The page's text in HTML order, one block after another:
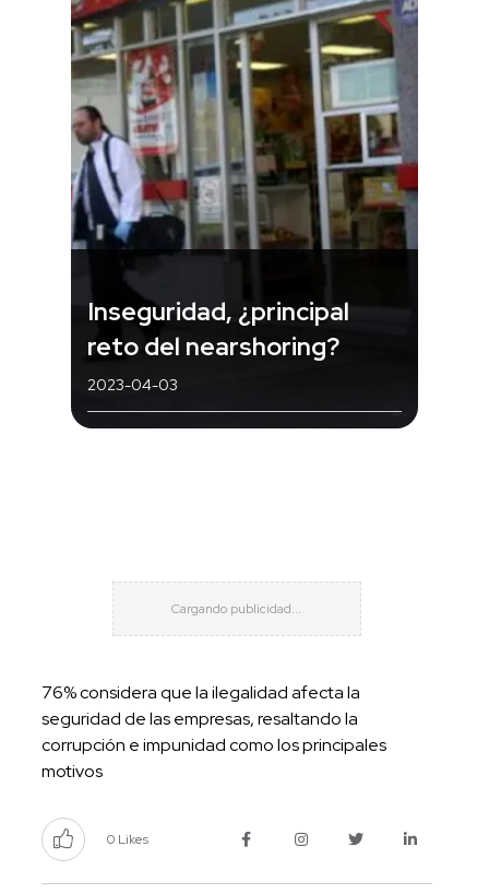
Inseguridad, ¿principal
reto del nearshoring?
2023-04-03
76% considera que la ilegalidad afecta la
seguridad de las empresas, resaltando la
corrupción e impunidad como los principales
motivos
0 Likes